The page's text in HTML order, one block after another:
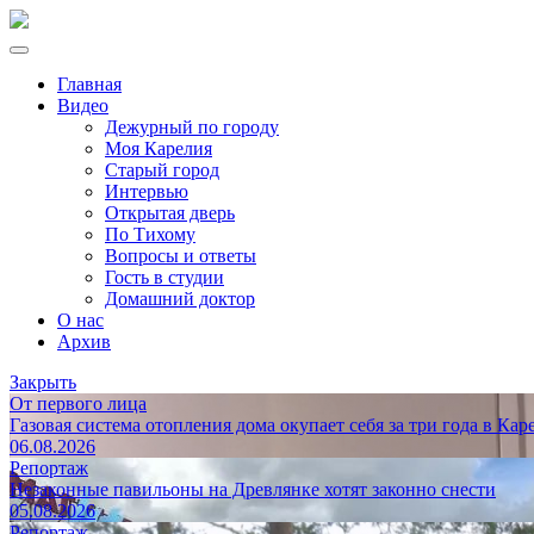
Главная
Видео
Дежурный по городу
Моя Карелия
Старый город
Интервью
Открытая дверь
По Тихому
Вопросы и ответы
Гость в студии
Домашний доктор
О нас
Архив
Закрыть
От первого лица
Газовая система отопления дома окупает себя за три года в
06.08.2026
Репортаж
Незаконные павильоны на Древлянке хотят законно снести
05.08.2026